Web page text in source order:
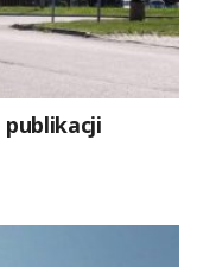
publikacji